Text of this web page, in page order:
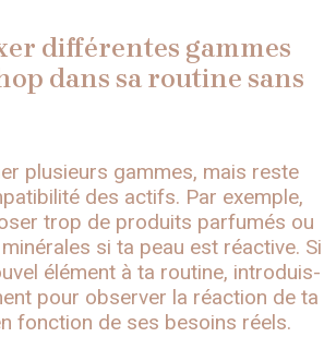
différentes gammes
dans sa routine sans
plusieurs gammes, mais reste
des actifs. Par exemple,
trop de produits parfumés ou
si ta peau est réactive. Si
élément à ta routine, introduis-
pour observer la réaction de ta
fonction de ses besoins réels.